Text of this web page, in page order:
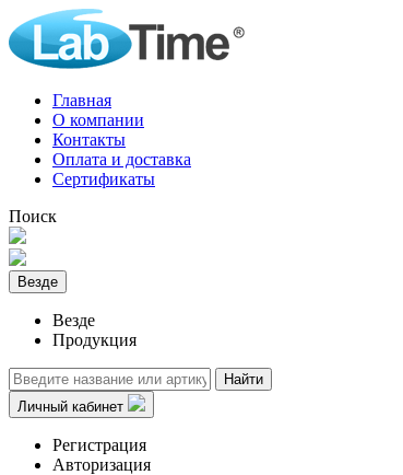
Главная
О компании
Контакты
Оплата и доставка
Сертификаты
Поиск
Везде
Везде
Продукция
Найти
Личный кабинет
Регистрация
Авторизация